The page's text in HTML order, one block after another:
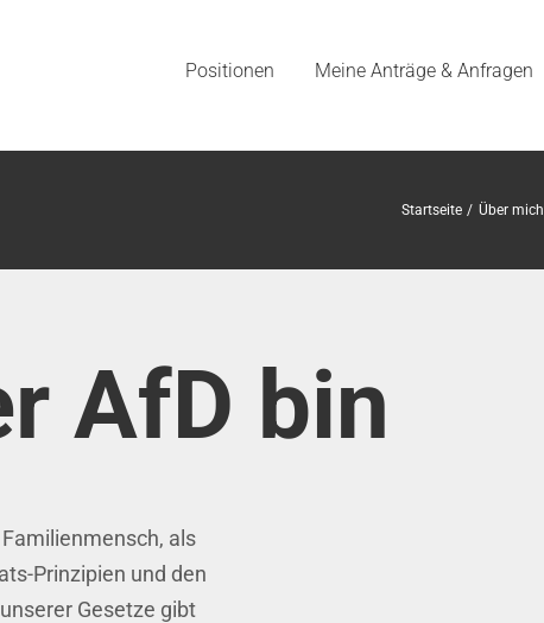
Positionen Meine Anträge & Anfragen
Startseite Über mich
AfD bin
als
Prinzipien und den
Gesetze gibt